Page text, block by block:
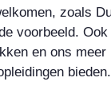
zoals
voorbeeld.
en ons meer